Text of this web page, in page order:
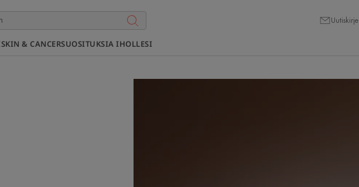
Uutiskirje
SKIN & CANCERSUOSITUKSIA IHOLLESI